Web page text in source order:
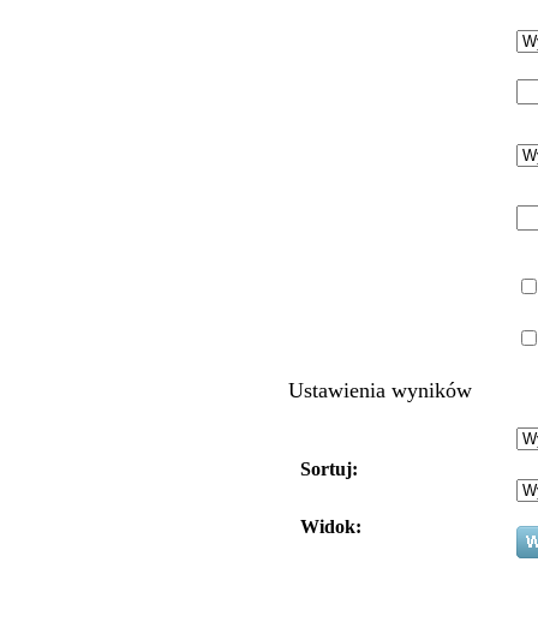
Ustawienia wyników
Sortuj:
Widok: